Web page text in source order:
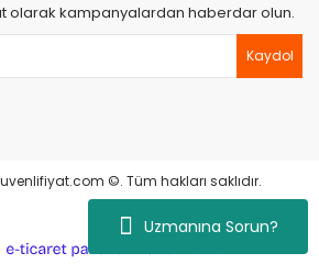
Uzmanına Sorun?
olarak kampanyalardan haberdar olun.
Kaydol
©. Tüm hakları saklıdır.
ideasoft